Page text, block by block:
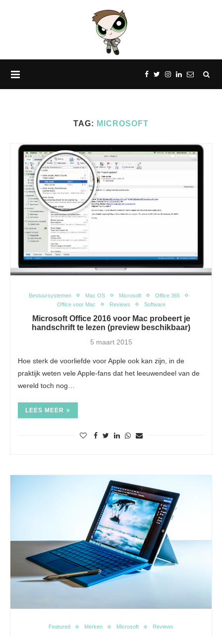
TAG: MICROSOFT
Bestuursystemen Mac OS Microsoft
Office 365
Office voor Mac
Reviews Software
Microsoft Office 2016 voor Mac probeert je
handschrift te lezen (preview beschikbaar)
5 maart 2015
Hoe sterk de voorliefde voor Apple ook kan zijn, in de
praktijk weten vele Apple-fans dat het leeuwendeel van de
wereld toch nog…
LEES MEER
Featured Merken Microsoft Reviews